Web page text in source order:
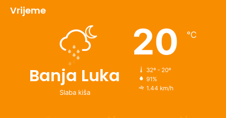
Vrijeme
Banja Luka
Slaba kiša
20 ℃
32º - 20º
91%
1.44 km/h